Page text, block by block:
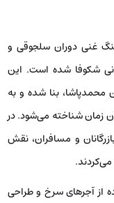
غنی دوران سلجوقی و
شکوفا شده است. این
محمدپاشا، بنا شده و به
زمان شناخته می‌شود. در
و مسافران، نقش
می‌کردند.
از آجرهای سرخ و طراحی